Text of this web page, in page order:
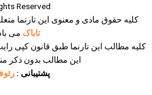
Reserved
كليه حقوق مادی و معنوی اين تارنما
تاباک می
کلیه مطالب این تارنما طبق قانون کپی
این مطالب بدون ذکر
پشتیبانی :